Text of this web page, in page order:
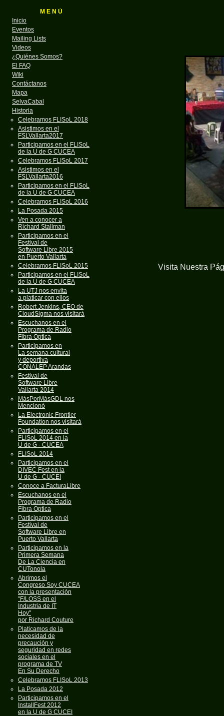
M E N Ú
Inicio
Eventos
Mailing Lists
Videos
¿Quiénes Somos?
El FAQ
Wiki
Contáctanos
Mapa
SelvaCabal
Historia
Celebramos FLISoL 2018
Asistimos en el
FSLVallarta2017
Participamos en el FLISoL
de la U de G CUCEA
Celebramos FLISoL 2017
Asistimos en el
FSLVallarta2016
Participamos en el FLISoL
de la U de G CUCEA
Celebramos FLISoL 2016
La Posada 2015
Ven a conocer a
Richard Stallman
Participamos en el
Festival de
Software Libre 2015
en Puerto Vallarta
Celebramos FLISoL 2015
Participamos en el FLISoL
de la U de G CUCEA
La UTJ nos envita
a platicar con ellos
Robert Jenkins, CEO de
CloudSigma nos visitará
Escuchanos en el
Programa de Radio
Fibra Optica
Participamos en
La semana cultural
y deportiva
CONALEP Arandas
Festival de
Software Libre
Vallarta 2014
MásPorMásGDL nos
Mencionó
La Electronic Frontier
Foundation nos visitará
Participamos en el
FLISoL 2014 en la
U de G - CUCEA
FLISoL 2014
Participamos en el
DIVEC Fest en la
U de G - CUCEI
Conoce a FacturaLibre
Escuchanos en el
Programa de Radio
Fibra Optica
Participamos en el
Festival de
Software Libre en
Puerto Vallarta
Participamos en la
Primera Semana
De La Ciencia en
CUTonola
Abrimos el
Congreso Soy CUCEA
con la presentación
"F/LOSS en el
Industria de IT
Hoy"
por Richard Couture
Platicamos de la
necesidad de
precaución y
seguridad en redes
sociales en el
programa de TV
En Su Derecho
Celebramos FLISoL 2013
La Posada 2012
Participamos en el
InstallFest 2012
en la U de G CUCEI
Visita Nuestra